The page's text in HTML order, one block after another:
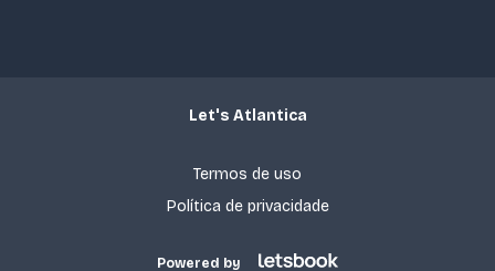
Let's Atlantica
Termos de uso
Política de privacidade
Powered by